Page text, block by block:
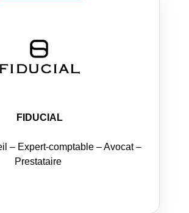
FIDUCIAL
– Expert-comptable – Avocat –
Prestataire